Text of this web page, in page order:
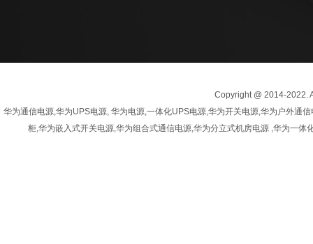
Copyright @ 2014-2022.
华为通信电源,华为UPS电源, 华为电源,一体化UPS电源,华为开关电源,华为户外通
柜,华为嵌入式开关电源,华为组合式通信电源,华为分立式机房电源 ,华为一